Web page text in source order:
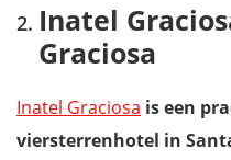
Inatel
Graciosa
Inatel Graciosa is een
viersterrenhotel in